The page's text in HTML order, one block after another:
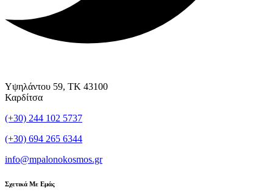
Υψηλάντου 59, ΤΚ 43100
Καρδίτσα
(+30) 244 102 5737
(+30) 694 265 6344
info@mpalonokosmos.gr
Σχετικά Με Εμάς